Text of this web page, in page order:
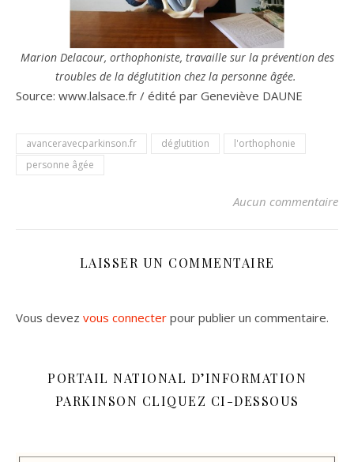
Marion Delacour, orthophoniste, travaille sur la prévention des
troubles de la déglutition chez la personne âgée.
Source: www.lalsace.fr / édité par Geneviève DAUNE
avanceravecparkinson.fr déglutition
l'orthophonie
personne âgée
Aucun commentaire
LAISSER UN COMMENTAIRE
Vous devez vous connecter pour publier un commentaire.
PORTAIL NATIONAL D’INFORMATION
PARKINSON CLIQUEZ CI-DESSOUS